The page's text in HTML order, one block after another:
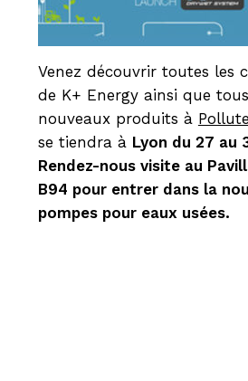
Venez découvrir toutes les
de K+ Energy ainsi que
nouveaux produits à
se tiendra à Lyon du 27 au
Rendez-nous visite au
B94 pour entrer dans la
pompes pour eaux usées.